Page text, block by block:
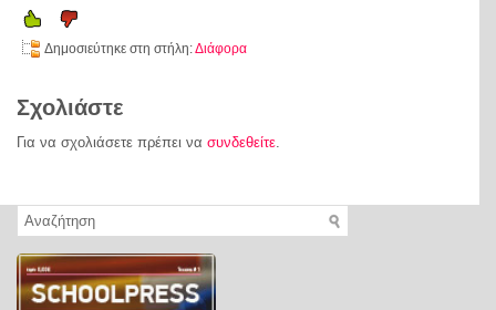
Δημοσιεύτηκε στη στήλη:Διάφορα
Σχολιάστε
Για να σχολιάσετε πρέπει να συνδεθείτε.